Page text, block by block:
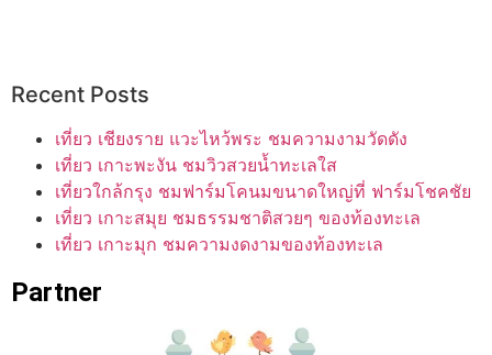
Recent Posts
เที่ยว เชียงราย แวะไหว้พระ ชมความงามวัดดัง
เที่ยว เกาะพะงัน ชมวิวสวยน้ำทะเลใส
เที่ยวใกล้กรุง ชมฟาร์มโคนมขนาดใหญ่ที่ ฟาร์มโชคชัย
เที่ยว เกาะสมุย ชมธรรมชาติสวยๆ ของท้องทะเล
เที่ยว เกาะมุก ชมความงดงามของท้องทะเล
Partner